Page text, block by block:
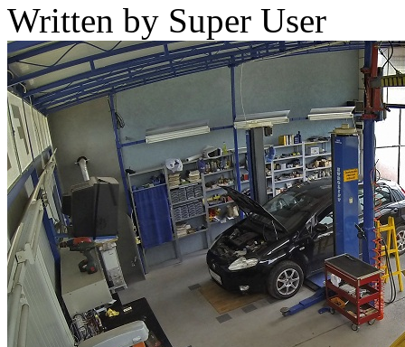
Written by Super User